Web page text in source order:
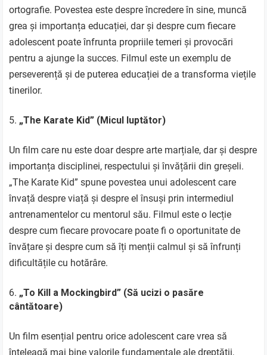
ortografie. Povestea este despre încredere în sine, muncă
grea și importanța educației, dar și despre cum fiecare
adolescent poate înfrunta propriile temeri și provocări
pentru a ajunge la succes. Filmul este un exemplu de
perseverență și de puterea educației de a transforma viețile
tinerilor.
„The Karate Kid” (Micul luptător)
Un film care nu este doar despre arte marțiale, dar și despre
importanța disciplinei, respectului și învățării din greșeli.
„The Karate Kid” spune povestea unui adolescent care
învață despre viață și despre el însuși prin intermediul
antrenamentelor cu mentorul său. Filmul este o lecție
despre cum fiecare provocare poate fi o oportunitate de
învățare și despre cum să îți menții calmul și să înfrunți
dificultățile cu hotărâre.
„To Kill a Mockingbird” (Să ucizi o pasăre
cântătoare)
Un film esențial pentru orice adolescent care vrea să
înțeleagă mai bine valorile fundamentale ale dreptății,